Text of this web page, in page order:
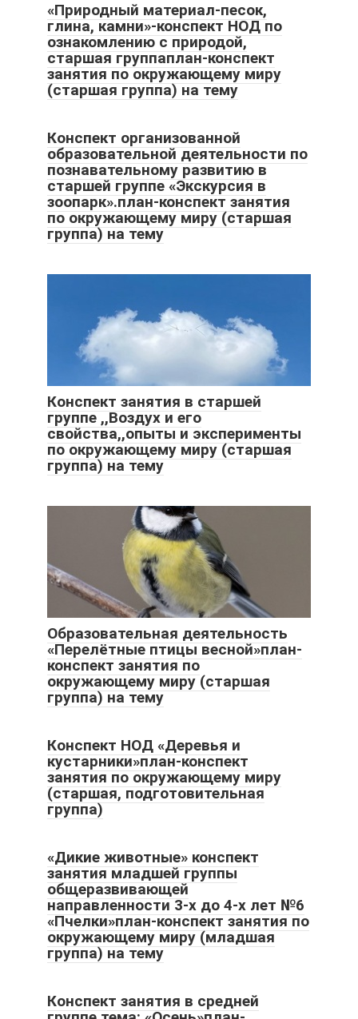
«Природный материал-песок,
глина, камни»-конспект НОД по
ознакомлению с природой,
старшая группаплан-конспект
занятия по окружающему миру
(старшая группа) на тему
Конспект организованной
образовательной деятельности по
познавательному развитию в
старшей группе «Экскурсия в
зоопарк».план-конспект занятия
по окружающему миру (старшая
группа) на тему
Конспект занятия в старшей
группе ,,Воздух и его
свойства,,опыты и эксперименты
по окружающему миру (старшая
группа) на тему
Образовательная деятельность
«Перелётные птицы весной»план-
конспект занятия по
окружающему миру (старшая
группа) на тему
Конспект НОД «Деревья и
кустарники»план-конспект
занятия по окружающему миру
(старшая, подготовительная
группа)
«Дикие животные» конспект
занятия младшей группы
общеразвивающей
направленности 3-х до 4-х лет №6
«Пчелки»план-конспект занятия по
окружающему миру (младшая
группа) на тему
Конспект занятия в средней